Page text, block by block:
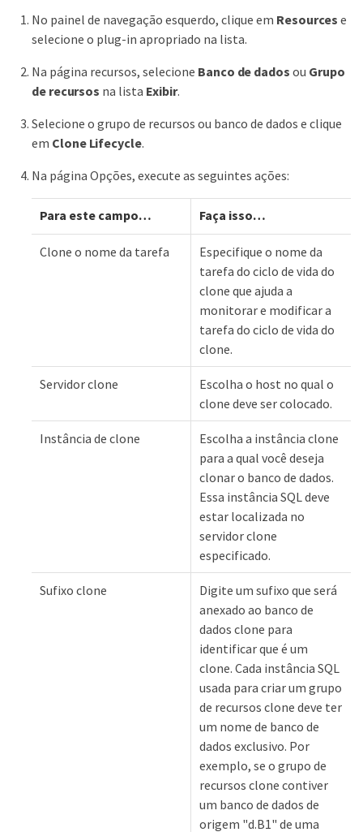
No painel de navegação esquerdo, clique em Resources e
selecione o plug-in apropriado na lista.
Na página recursos, selecione Banco de dados ou Grupo
de recursos na lista Exibir.
Selecione o grupo de recursos ou banco de dados e clique
em Clone Lifecycle.
Na página Opções, execute as seguintes ações:
Para este campo…​ Faça isso…​
Clone o nome da tarefa
Especifique o nome da
tarefa do ciclo de vida do
clone que ajuda a
monitorar e modificar a
tarefa do ciclo de vida do
clone.
Servidor clone
Escolha o host no qual o
clone deve ser colocado.
Instância de clone
Escolha a instância clone
para a qual você deseja
clonar o banco de dados.
Essa instância SQL deve
estar localizada no
servidor clone
especificado.
Sufixo clone
Digite um sufixo que será
anexado ao banco de
dados clone para
identificar que é um
clone. Cada instância SQL
usada para criar um grupo
de recursos clone deve ter
um nome de banco de
dados exclusivo. Por
exemplo, se o grupo de
recursos clone contiver
um banco de dados de
origem "d.B1" de uma